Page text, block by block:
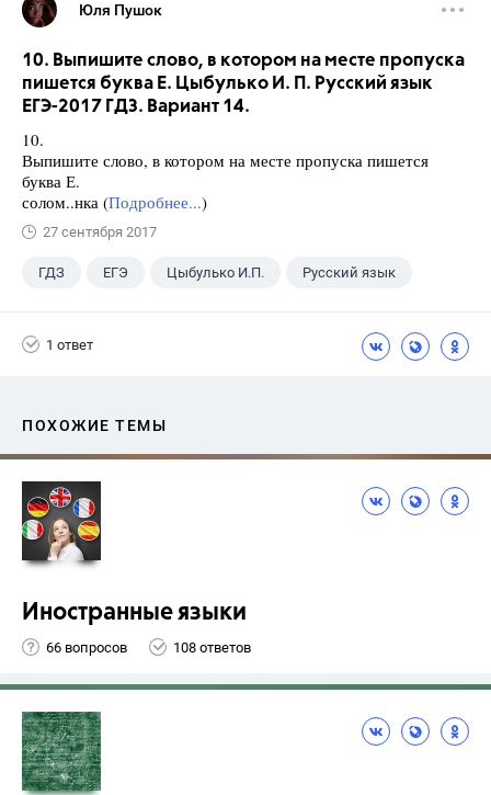
Юля Пушок
10. Выпишите слово, в котором на месте пропуска
пишется буква Е. Цыбулько И. П. Русский язык
ЕГЭ-2017 ГДЗ. Вариант 14.
10.
Выпишите слово, в котором на месте пропуска пишется
буква Е.
солом..нка (Подробнее...)
27 сентября 2017
ГДЗ ЕГЭ Цыбулько И.П. Русский язык
1 ответ
ПОХОЖИЕ ТЕМЫ
Иностранные языки
66 вопросов 108 ответов